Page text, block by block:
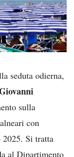
seduta odierna,
sulla
con
2025. Si tratta
al Dipartimento